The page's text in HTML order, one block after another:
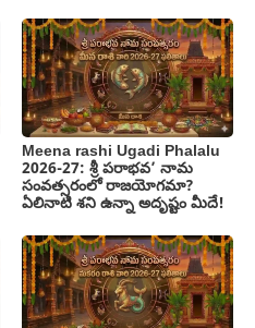
Meena rashi Ugadi Phalalu
2026-27: శ్రీ పరాభవ’ నామ
సంవత్సరంలో రాజయోగమా?
ఏలినాటి శని ఉన్నా అదృష్టం మీదే!